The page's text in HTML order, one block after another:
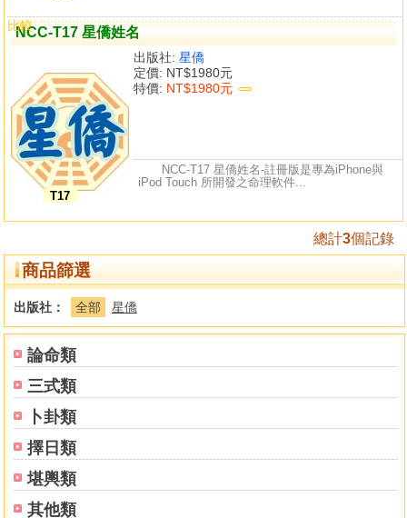
論命類
三式類
卜卦類
擇日類
堪輿類
其他類
NCC-T17 星僑姓名
T17
出版社: 星僑
定價: NT$1980元
特價: NT$1980元
比較
NCC-T17 星僑姓名-註冊版是專為iPhone與
iPod Touch 所開發之命理軟件...
總計3個記錄
商品篩選
出版社： 全部 星僑